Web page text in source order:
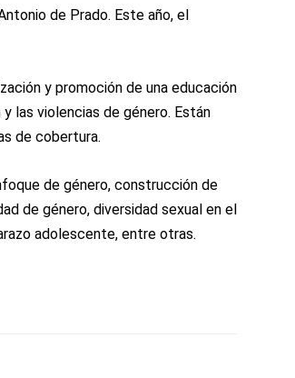
de Prado. Este año, el
y promoción de una educación
las violencias de género. Están
de cobertura.
de género, construcción de
de género, diversidad sexual en el
adolescente, entre otras.